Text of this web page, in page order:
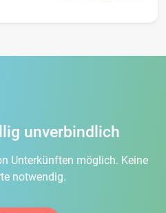
unverbindlich
Unterkünften möglich. Keine
notwendig.